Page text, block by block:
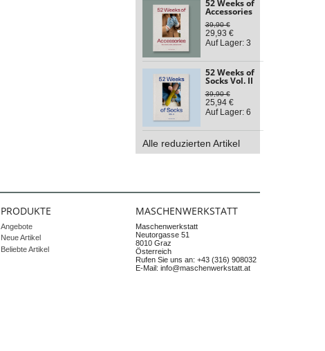
52 Weeks of
Accessories
39,90 €
29,93 €
Auf Lager: 3
52 Weeks of
Socks Vol. II
39,90 €
25,94 €
Auf Lager: 6
Alle reduzierten Artikel
PRODUKTE
Angebote
Neue Artikel
Beliebte Artikel
MASCHENWERKSTATT
Maschenwerkstatt
Neutorgasse 51
8010 Graz
Österreich
Rufen Sie uns an: +43 (316) 908032
E-Mail: info@maschenwerkstatt.at